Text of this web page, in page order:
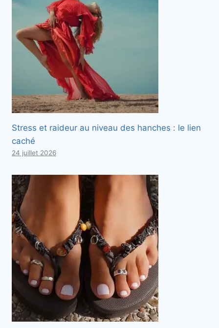
Stress et raideur au niveau des hanches : le lien
caché
24 juillet 2026